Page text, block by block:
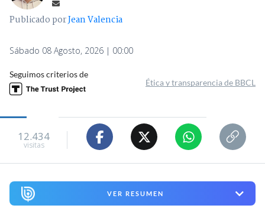
Publicado porJean Valencia
Sábado 08 Agosto, 2026 | 00:00
Seguimos criterios de
Ética y transparencia de BBCL
12.434
visitas
VER RESUMEN